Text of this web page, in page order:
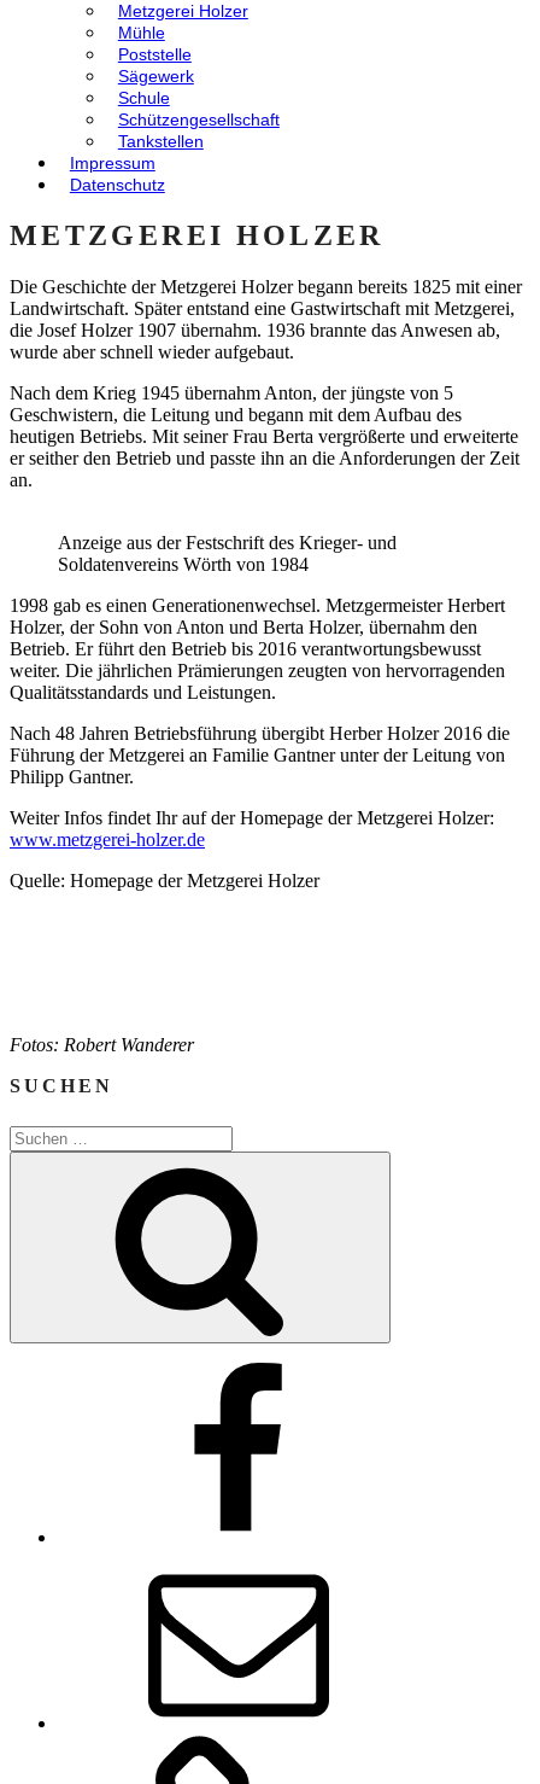
Metzgerei Holzer
Mühle
Poststelle
Sägewerk
Schule
Schützengesellschaft
Tankstellen
Impressum
Datenschutz
METZGEREI HOLZER
Die Geschichte der Metzgerei Holzer begann bereits 1825 mit einer
Landwirtschaft. Später entstand eine Gastwirtschaft mit Metzgerei,
die Josef Holzer 1907 übernahm. 1936 brannte das Anwesen ab,
wurde aber schnell wieder aufgebaut.
Nach dem Krieg 1945 übernahm Anton, der jüngste von 5
Geschwistern, die Leitung und begann mit dem Aufbau des
heutigen Betriebs. Mit seiner Frau Berta vergrößerte und erweiterte
er seither den Betrieb und passte ihn an die Anforderungen der Zeit
an.
Anzeige aus der Festschrift des Krieger- und
Soldatenvereins Wörth von 1984
1998 gab es einen Generationenwechsel. Metzgermeister Herbert
Holzer, der Sohn von Anton und Berta Holzer, übernahm den
Betrieb. Er führt den Betrieb bis 2016 verantwortungsbewusst
weiter. Die jährlichen Prämierungen zeugten von hervorragenden
Qualitätsstandards und Leistungen.
Nach 48 Jahren Betriebsführung übergibt Herber Holzer 2016 die
Führung der Metzgerei an Familie Gantner unter der Leitung von
Philipp Gantner.
Weiter Infos findet Ihr auf der Homepage der Metzgerei Holzer:
www.metzgerei-holzer.de
Quelle: Homepage der Metzgerei Holzer
Fotos: Robert Wanderer
SUCHEN
Suchen
nach: